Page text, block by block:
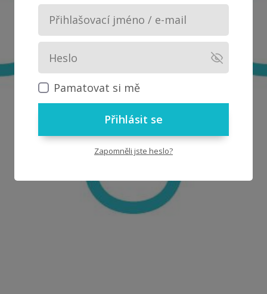
Pamatovat si mě
Přihlásit se
Zapomněli jste heslo?